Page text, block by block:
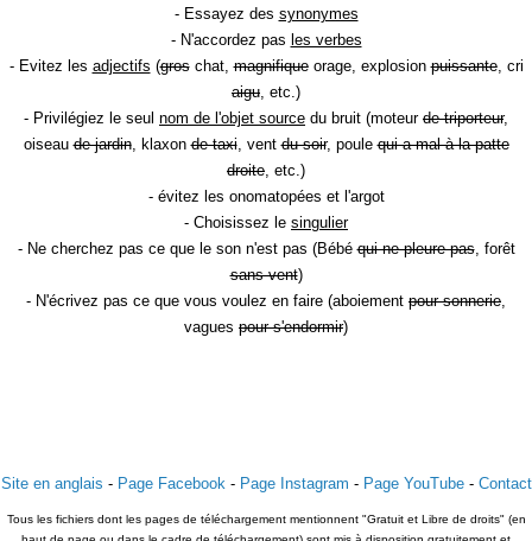
- Essayez des synonymes
- N'accordez pas les verbes
- Evitez les adjectifs (groschat,magnifiqueorage, explosionpuissante, cri
aigu , etc.)
- Privilégiez le seul nom de l'objet source du bruit (moteur de triporteur,
oiseaude jardin, klaxonde taxi, ventdu soir, poulequi a mal à la patte
droite , etc.)
- évitez les onomatopées et l'argot
- Choisissez le singulier
- Ne cherchez pas ce que le son n'est pas (Bébéqui ne pleure pas, forêt
sans vent)
- N'écrivez pas ce que vous voulez en faire (aboiement pour sonnerie
vagues pour s'endormir)
Site en anglais - Page Facebook - Page Instagram - Page YouTube- Contact
Tous les fichiers dont les pages de téléchargement mentionnent "Gratuit et Libre de droits" (en